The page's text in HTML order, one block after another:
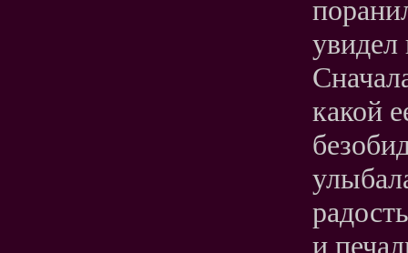
увидел
какой
и